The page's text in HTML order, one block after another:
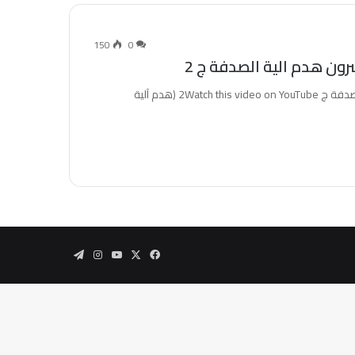
0
150
بيني وبينكم 2010 - الحلقة الخامسة والعشرون - هدم الية الصدفة ج 2Watch this video on YouTube (هدم آلية
فيسبوك ‫YouTubeانستقرام